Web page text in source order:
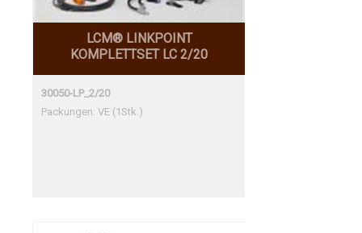
LCM® LINKPOINT
KOMPLETTSET LC 2/20
30050-LP_2/20
Packungen: VE (1Stk.)